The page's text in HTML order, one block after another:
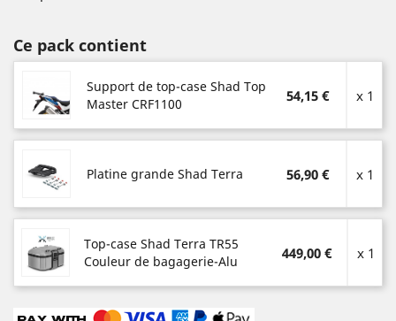
Ce pack contient
Support de top-case Shad Top
Master CRF1100
54,15 € x 1
Platine grande Shad Terra 56,90 € x 1
Top-case Shad Terra TR55
Couleur de bagagerie-Alu
449,00 € x 1